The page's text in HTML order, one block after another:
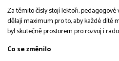
Za těmito čísly stojí lektoři,
dělají maximum pro to, aby každé dítě
byl skutečně prostorem pro rozvoj i
Co se změnilo